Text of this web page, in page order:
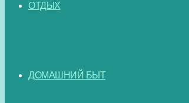
ОТДЫХ
ДОМАШНИЙ БЫТ